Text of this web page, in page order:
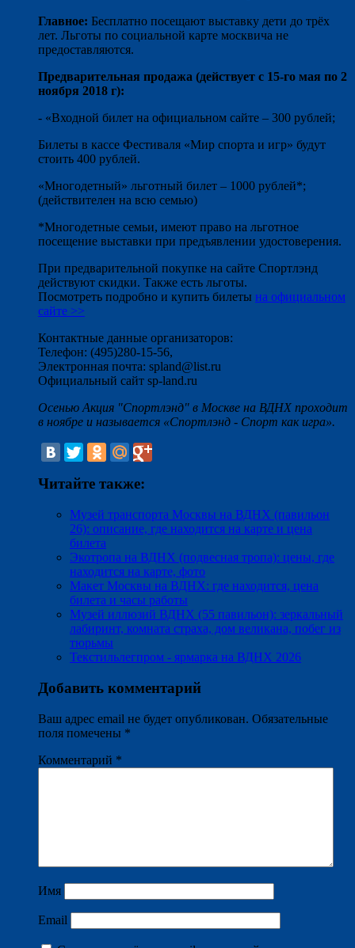
Главное: Бесплатно посещают выставку дети до трёх
лет. Льготы по социальной карте москвича не
предоставляются.
Предварительная продажа (действует с 15-го мая по 2
ноября 2018 г):
- «Входной билет на официальном сайте – 300 рублей;
Билеты в кассе Фестиваля «Мир спорта и игр» будут
стоить 400 рублей.
«Многодетный» льготный билет – 1000 рублей*;
(действителен на всю семью)
*Многодетные семьи, имеют право на льготное
посещение выставки при предъявлении удостоверения.
При предварительной покупке на сайте Спортлэнд
действуют скидки. Также есть льготы.
Посмотреть подробно и купить билеты на официальном
сайте >>
Контактные данные организаторов:
Телефон: (495)280-15-56,
Электронная почта: spland@list.ru
Официальный сайт sp-land.ru
Осенью Акция "Спортлэнд" в Москве на ВДНХ проходит
в ноябре и называется «Спортлэнд - Спорт как игра».
Читайте также:
Музей транспорта Москвы на ВДНХ (павильон
26): описание, где находится на карте и цена
билета
Экотропа на ВДНХ (подвесная тропа): цены, где
находится на карте, фото
Макет Москвы на ВДНХ: где находится, цена
билета и часы работы
Музей иллюзий ВДНХ (55 павильон): зеркальный
лабиринт, комната страха, дом великана, побег из
тюрьмы
Текстильлегпром - ярмарка на ВДНХ 2026
Добавить комментарий
Ваш адрес email не будет опубликован. Обязательные
поля помечены *
Комментарий *
Имя
Email